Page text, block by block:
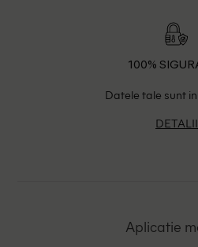
100%
Datele tale sunt
DETALII
Aplicatie